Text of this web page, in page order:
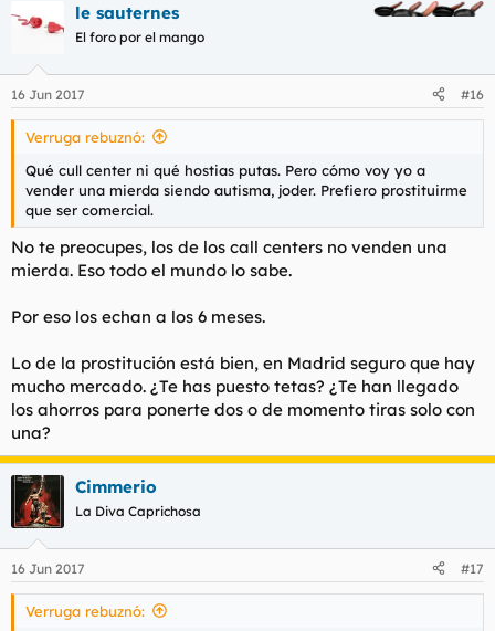
le sauternes
El foro por el mango
16 Jun 2017 #16
Verruga rebuznó:
Qué cull center ni qué hostias putas. Pero cómo voy yo a
vender una mierda siendo autisma, joder. Prefiero prostituirme
que ser comercial.
No te preocupes, los de los call centers no venden una
mierda. Eso todo el mundo lo sabe.
Por eso los echan a los 6 meses.
Lo de la prostitución está bien, en Madrid seguro que hay
mucho mercado. ¿Te has puesto tetas? ¿Te han llegado
los ahorros para ponerte dos o de momento tiras solo con
una?
Cimmerio
La Diva Caprichosa
16 Jun 2017 #17
Verruga rebuznó: